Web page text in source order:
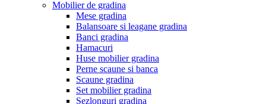
Mobilier de gradina
Mese gradina
Balansoare si leagane gradina
Banci gradina
Hamacuri
Huse mobilier gradina
Perne scaune si banca
Scaune gradina
Set mobilier gradina
Sezlonguri gradina